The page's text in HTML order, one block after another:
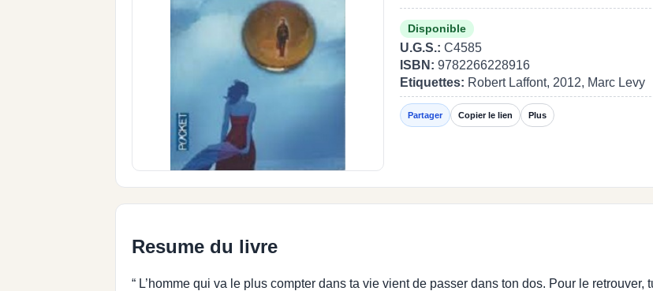
Disponible
U.G.S.: C4585
ISBN: 9782266228916
Etiquettes: Robert Laffont, 2012, Marc Levy
Partager Copier le lien Plus
Resume du livre
“ L’homme qui va le plus compter dans ta vie vient de passer dans ton dos. Pour le